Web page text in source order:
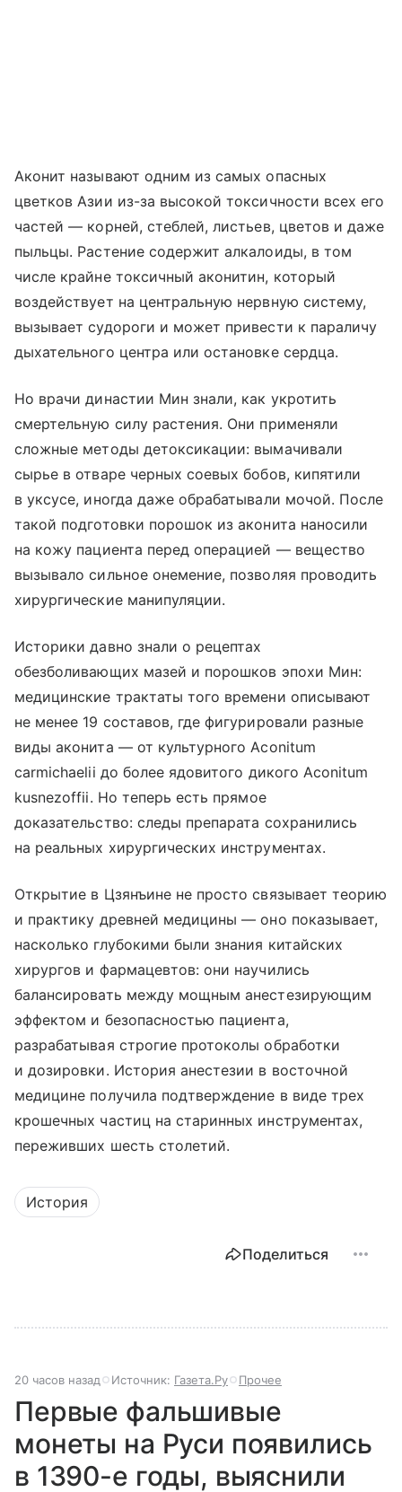
Аконит называют одним из самых опасных
цветков Азии из-за высокой токсичности всех его
частей — корней, стеблей, листьев, цветов и даже
пыльцы. Растение содержит алкалоиды, в том
числе крайне токсичный аконитин, который
воздействует на центральную нервную систему,
вызывает судороги и может привести к параличу
дыхательного центра или остановке сердца.
Но врачи династии Мин знали, как укротить
смертельную силу растения. Они применяли
сложные методы детоксикации: вымачивали
сырье в отваре черных соевых бобов, кипятили
в уксусе, иногда даже обрабатывали мочой. После
такой подготовки порошок из аконита наносили
на кожу пациента перед операцией — вещество
вызывало сильное онемение, позволяя проводить
хирургические манипуляции.
Историки давно знали о рецептах
обезболивающих мазей и порошков эпохи Мин:
медицинские трактаты того времени описывают
не менее 19 составов, где фигурировали разные
виды аконита — от культурного Aconitum
carmichaelii до более ядовитого дикого Aconitum
kusnezoffii. Но теперь есть прямое
доказательство: следы препарата сохранились
на реальных хирургических инструментах.
Открытие в Цзянъине не просто связывает теорию
и практику древней медицины — оно показывает,
насколько глубокими были знания китайских
хирургов и фармацевтов: они научились
балансировать между мощным анестезирующим
эффектом и безопасностью пациента,
разрабатывая строгие протоколы обработки
и дозировки. История анестезии в восточной
медицине получила подтверждение в виде трех
крошечных частиц на старинных инструментах,
переживших шесть столетий.
История
Поделиться
20 часов назад Источник: Газета.Ру Прочее
Первые фальшивые
монеты на Руси появились
в 1390-е годы, выяснили